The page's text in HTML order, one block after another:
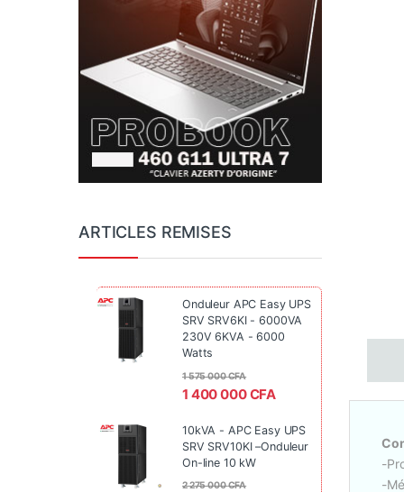
-
-
ARTICLES REMISES
Onduleur APC Easy UPS
SRV SRV6KI - 6000VA
230V 6KVA - 6000
Watts
1 400 000CFA
1 575 000CFA
10kVA - APC Easy UPS
SRV SRV10KI –Onduleur
On-line 10 kW
2 275 000CFA